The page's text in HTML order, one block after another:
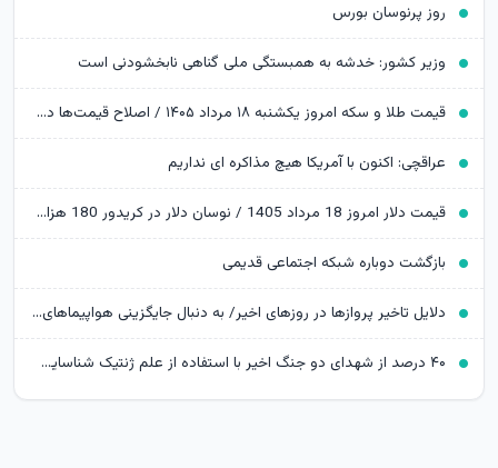
روز پرنوسان بورس
وزیر کشور: خدشه به همبستگی ملی گناهی نابخشودنی است
قیمت طلا و سکه امروز یکشنبه ۱۸ مرداد ۱۴۰۵ / اصلاح قیمت‌ها در بازار طلا ادامه دارد
عراقچی: اکنون با آمریکا هیچ مذاکره ای نداریم
قیمت دلار امروز 18 مرداد 1405 / نوسان دلار در کریدور 180 هزار تومانی
بازگشت دوباره شبکه اجتماعی قدیمی
دلایل تاخیر پروازها در روزهای اخیر/ به دنبال جایگزینی هواپیماهای نو هستیم
۴۰ درصد از شهدای دو جنگ اخیر با استفاده از علم ژنتیک شناسایی شدند/ ۳۵۱۹ شهید جنگ رمضان